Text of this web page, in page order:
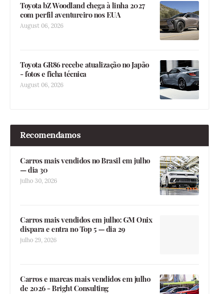
Toyota bZ Woodland chega à linha 2027
com perfil aventureiro nos EUA
August 06, 2026
Toyota GR86 recebe atualização no Japão
- fotos e ficha técnica
August 06, 2026
Recomendamos
Carros mais vendidos no Brasil em julho
— dia 30
julho 30, 2026
Carros mais vendidos em julho: GM Onix
dispara e entra no Top 5 — dia 29
julho 29, 2026
Carros e marcas mais vendidos em julho
de 2026 - Bright Consulting